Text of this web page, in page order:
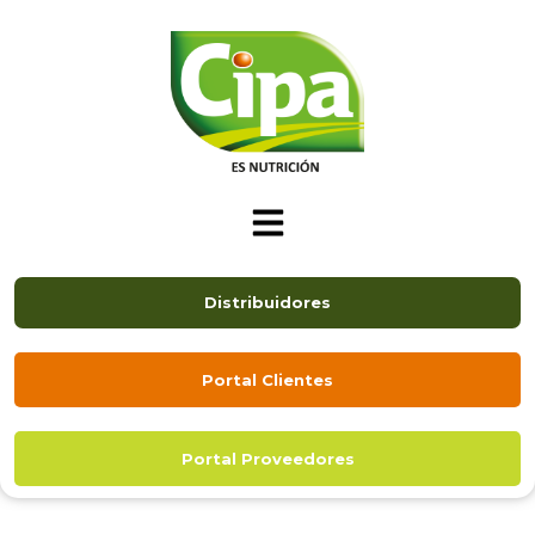
Distribuidores
Portal Clientes
Portal Proveedores